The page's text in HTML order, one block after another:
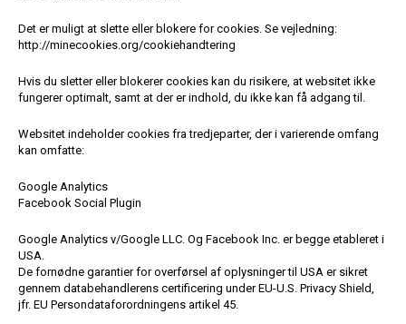
Det er muligt at slette eller blokere for cookies. Se vejledning:
http://minecookies.org/cookiehandtering
Hvis du sletter eller blokerer cookies kan du risikere, at websitet ikke
fungerer optimalt, samt at der er indhold, du ikke kan få adgang til.
Websitet indeholder cookies fra tredjeparter, der i varierende omfang
kan omfatte:
Google Analytics
Facebook Social Plugin
Google Analytics v/Google LLC. Og Facebook Inc. er begge etableret i
USA.
De fornødne garantier for overførsel af oplysninger til USA er sikret
gennem databehandlerens certificering under EU-U.S. Privacy Shield,
jfr. EU Persondataforordningens artikel 45.